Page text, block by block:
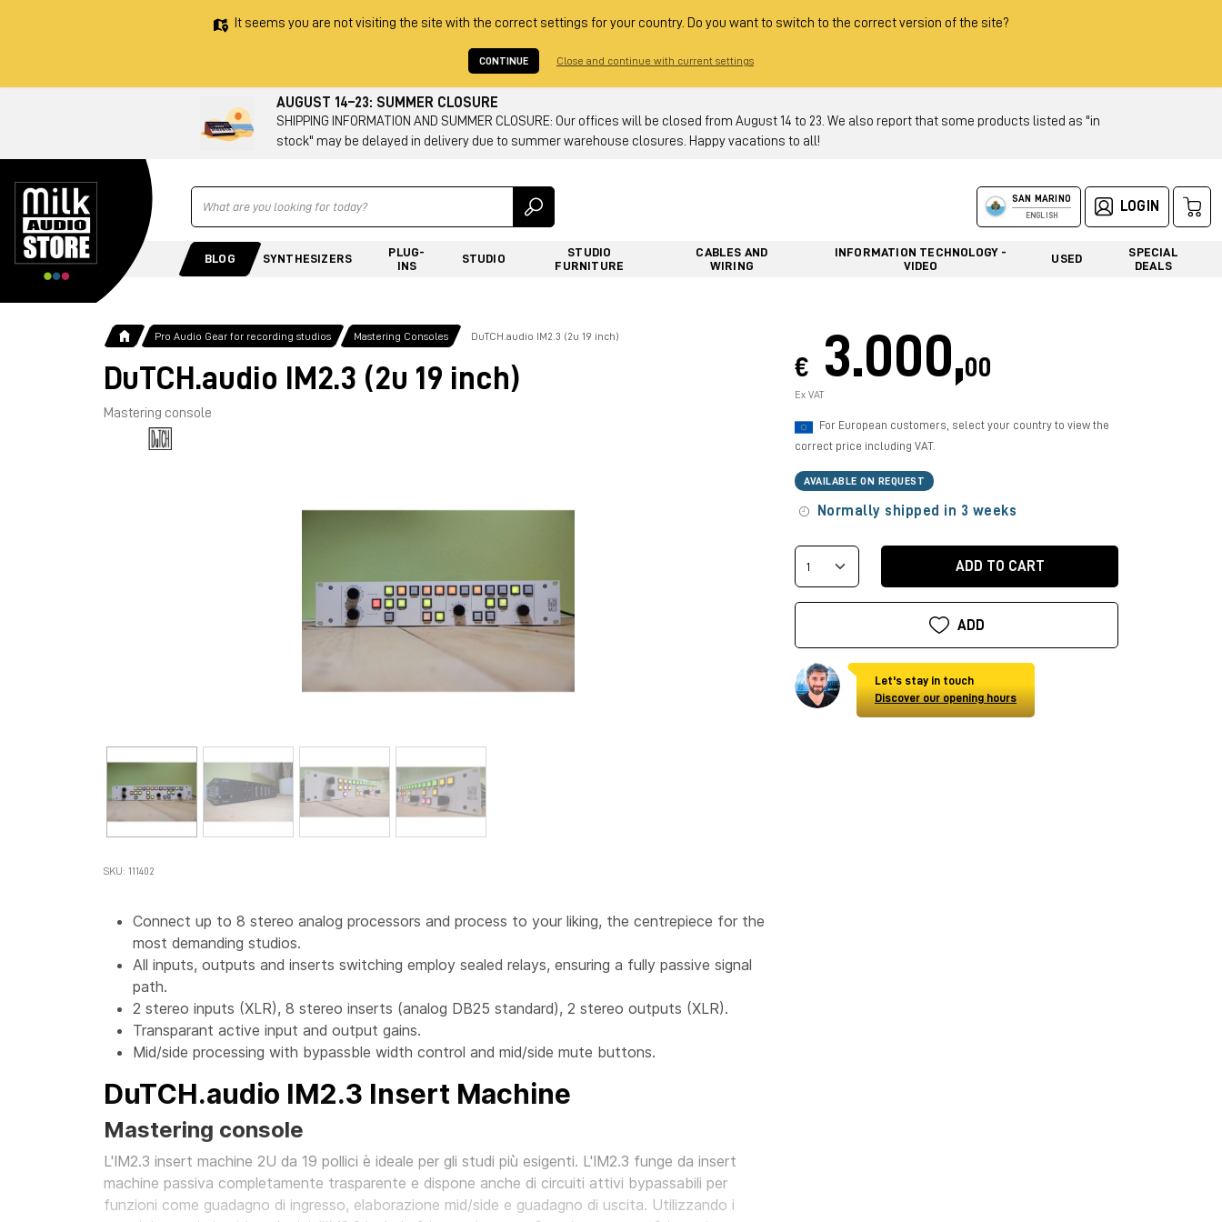
It seems you are not visiting the site with the correct settings for your country. Do you want to switch to the correct version of the site?
CONTINUE Close and continue with current settings
AUGUST 14–23: SUMMER CLOSURE
SHIPPING INFORMATION AND SUMMER CLOSURE: Our offices will be closed from August 14 to 23. We also report that some products listed as "in
stock" may be delayed in delivery due to summer warehouse closures. Happy vacations to all!
Ricerca SAN MARINO
ENGLISH
LOGIN
BLOG SYNTHESIZERS
PLUG-
INS
STUDIO
STUDIO
FURNITURE
CABLES AND
WIRING
INFORMATION TECHNOLOGY -
VIDEO
USED
SPECIAL
DEALS
Pro Audio Gear for recording studios Mastering Consoles DuTCH.audio IM2.3 (2u 19 inch)
DuTCH.audio IM2.3 (2u 19 inch)
Mastering console
SKU: 111402
Connect up to 8 stereo analog processors and process to your liking, the centrepiece for the
most demanding studios.
All inputs, outputs and inserts switching employ sealed relays, ensuring a fully passive signal
path.
2 stereo inputs (XLR), 8 stereo inserts (analog DB25 standard), 2 stereo outputs (XLR).
Transparant active input and output gains.
Mid/side processing with bypassble width control and mid/side mute buttons.
DuTCH.audio IM2.3 Insert Machine
Mastering console
L'IM2.3 insert machine 2U da 19 pollici è ideale per gli studi più esigenti. L'IM2.3 funge da insert
machine passiva completamente trasparente e dispone anche di circuiti attivi bypassabili per
funzioni come guadagno di ingresso, elaborazione mid/side e guadagno di uscita. Utilizzando i
€ 3.000,00
Ex VAT
For European customers, select your country to view the
correct price including VAT.
AVAILABLE ON REQUEST
Normally shipped in 3 weeks
ADD TO CART
ADD
Let's stay in touch
Discover our opening hours